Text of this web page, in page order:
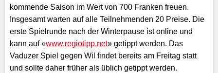
kommende Saison im Wert von 700 Franken freuen.
Insgesamt warten auf alle Teilnehmenden 20 Preise. Die
erste Spielrunde nach der Winterpause ist online und
kann auf «www.regiotipp.net» getippt werden. Das
Vaduzer Spiel gegen Wil findet bereits am Freitag statt
und sollte daher früher als üblich getippt werden.